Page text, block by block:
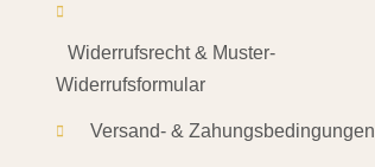
Widerrufsrecht & Muster-
Widerrufsformular
Versand- & Zahungsbedingungen